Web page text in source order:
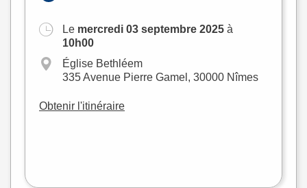
Le mercredi 03 septembre 2025 à
10h00
Église Bethléem
335 Avenue Pierre Gamel, 30000 Nîmes
Obtenir l'itinéraire